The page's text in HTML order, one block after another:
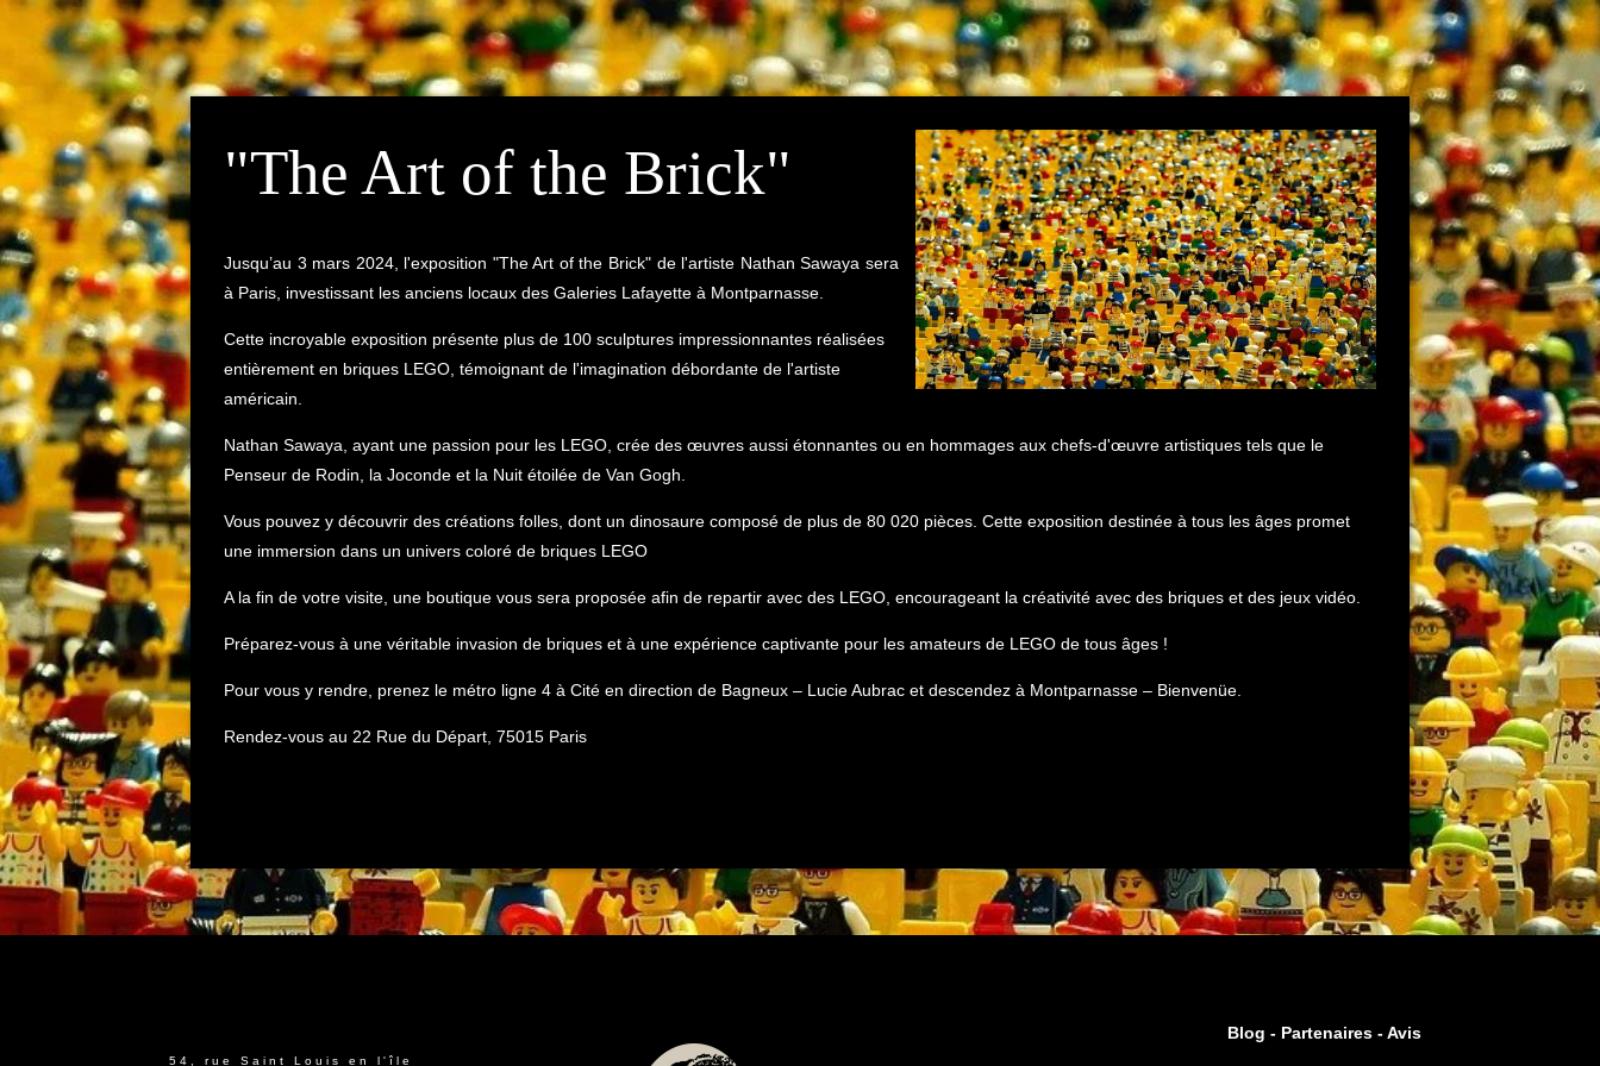
"The Art of the Brick"
Jusqu’au 3 mars 2024, l'exposition "The Art of the Brick" de l'artiste Nathan Sawaya sera
à Paris, investissant les anciens locaux des Galeries Lafayette à Montparnasse.
Cette incroyable exposition présente plus de 100 sculptures impressionnantes réalisées
entièrement en briques LEGO, témoignant de l'imagination débordante de l'artiste
américain.
Nathan Sawaya, ayant une passion pour les LEGO, crée des œuvres aussi étonnantes ou en hommages aux chefs-d'œuvre artistiques tels que le
Penseur de Rodin, la Joconde et la Nuit étoilée de Van Gogh.
Vous pouvez y découvrir des créations folles, dont un dinosaure composé de plus de 80 020 pièces. Cette exposition destinée à tous les âges promet
une immersion dans un univers coloré de briques LEGO
A la fin de votre visite, une boutique vous sera proposée afin de repartir avec des LEGO, encourageant la créativité avec des briques et des jeux vidéo.
Préparez-vous à une véritable invasion de briques et à une expérience captivante pour les amateurs de LEGO de tous âges !
Pour vous y rendre, prenez le métro ligne 4 à Cité en direction de Bagneux – Lucie Aubrac et descendez à Montparnasse – Bienvenüe.
Rendez-vous au 22 Rue du Départ, 75015 Paris
54, rue Saint Louis en l'île
Blog - Partenaires -Avis